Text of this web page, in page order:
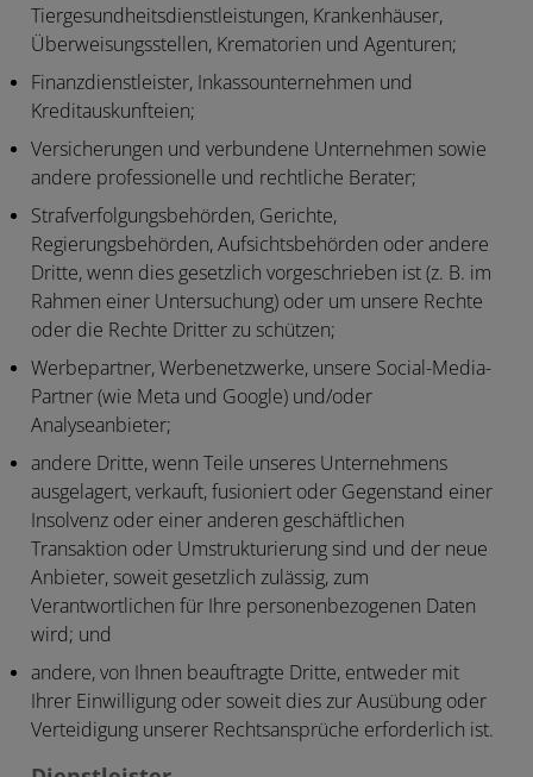
Tiergesundheitsdienstleistungen, Krankenhäuser,
Überweisungsstellen, Krematorien und Agenturen;
Finanzdienstleister, Inkassounternehmen und
Kreditauskunfteien;
Versicherungen und verbundene Unternehmen sowie
andere professionelle und rechtliche Berater;
Strafverfolgungsbehörden, Gerichte,
Regierungsbehörden, Aufsichtsbehörden oder andere
Dritte, wenn dies gesetzlich vorgeschrieben ist (z. B. im
Rahmen einer Untersuchung) oder um unsere Rechte
oder die Rechte Dritter zu schützen;
Werbepartner, Werbenetzwerke, unsere Social-Media-
Partner (wie Meta und Google) und/oder
Analyseanbieter;
andere Dritte, wenn Teile unseres Unternehmens
ausgelagert, verkauft, fusioniert oder Gegenstand einer
Insolvenz oder einer anderen geschäftlichen
Transaktion oder Umstrukturierung sind und der neue
Anbieter, soweit gesetzlich zulässig, zum
Verantwortlichen für Ihre personenbezogenen Daten
wird; und
andere, von Ihnen beauftragte Dritte, entweder mit
Ihrer Einwilligung oder soweit dies zur Ausübung oder
Verteidigung unserer Rechtsansprüche erforderlich ist.